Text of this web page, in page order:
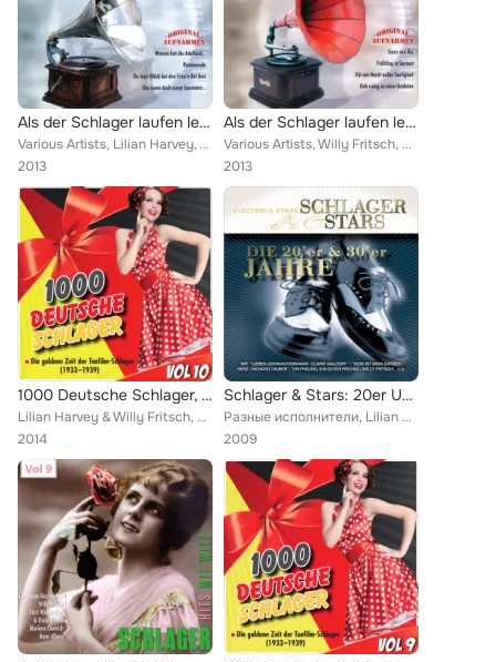
Als der Schlager laufen lernte, Vol. 12
Various Artists, Lilian Harvey, Willy Fritsch, Lizzi Waldmüller, Johannes Heesters, Peter Igelhoff, Orchester Will Glahe, Brause...
2013
Als der Schlager laufen lernte, Vol. 14
Various Artists, Willy Fritsch, Rosita Serrano, Lizzi Waldmüller, Ilse Werner, Wilhelm Strienz, Herta Feiler & Heinz Rühmann, La...
2013
1000 Deutsche Schlager, Vol. 10
Lilian Harvey & Willy Fritsch, Heinz Rühmann, Zarah Leander, Greta Keller, Hans Albers, Hilde Hildebrand, Johannes Heesters, Mar...
2014
Schlager & Stars: 20er Und 30er Jahre
Разные исполнители, Lilian Harvey, Willy Fritsch, Siegfried Arno, Hugo Strasser, Johannes Heesters, Richard Tauber, Claire Waldo...
2009